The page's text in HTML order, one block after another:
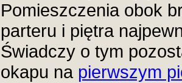
Pomieszczenia obok
parteru i piętra
Świadczy o tym
okapu na pierwszym